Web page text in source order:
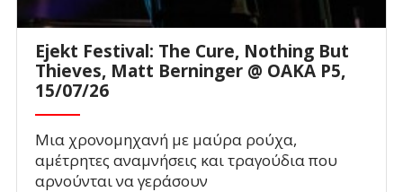
Ejekt Festival: The Cure, Nothing But
Thieves, Matt Berninger @ ΟΑΚΑ P5,
15/07/26
Μια χρονομηχανή με μαύρα ρούχα,
αμέτρητες αναμνήσεις και τραγούδια που
αρνούνται να γεράσουν